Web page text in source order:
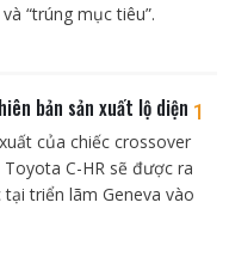
“trúng mục tiêu”.
bản sản xuất lộ diện 1
của chiếc crossover
C-HR sẽ được ra
triển lãm Geneva vào